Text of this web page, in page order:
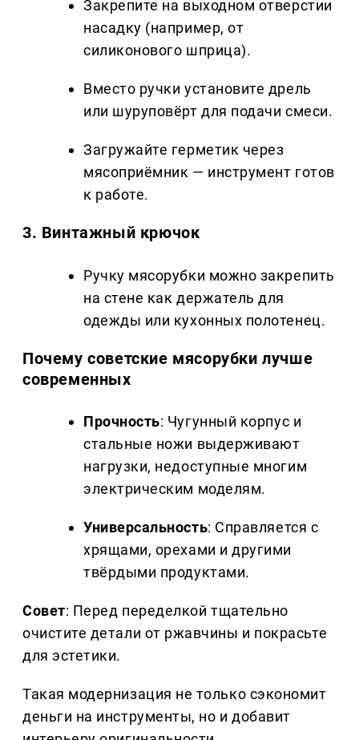
Закрепите на выходном отверстии
насадку (например, от
силиконового шприца).
Вместо ручки установите дрель
или шуруповёрт для подачи смеси.
Загружайте герметик через
мясоприёмник — инструмент готов
к работе.
3. Винтажный крючок
Ручку мясорубки можно закрепить
на стене как держатель для
одежды или кухонных полотенец.
Почему советские мясорубки лучше
современных
Прочность: Чугунный корпус и
стальные ножи выдерживают
нагрузки, недоступные многим
электрическим моделям.
Универсальность: Справляется с
хрящами, орехами и другими
твёрдыми продуктами.
Совет: Перед переделкой тщательно
очистите детали от ржавчины и покрасьте
для эстетики.
Такая модернизация не только сэкономит
деньги на инструменты, но и добавит